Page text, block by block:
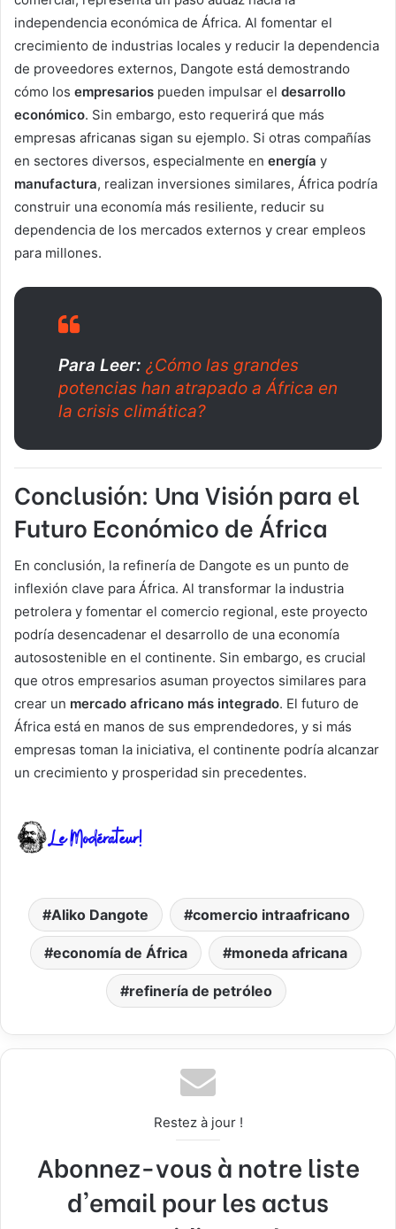
independencia económica de África. Al fomentar el
crecimiento de industrias locales y reducir la dependencia
de proveedores externos, Dangote está demostrando
cómo los empresarios pueden impulsar el desarrollo
económico. Sin embargo, esto requerirá que más
empresas africanas sigan su ejemplo. Si otras compañías
en sectores diversos, especialmente en energía y
manufactura, realizan inversiones similares, África podría
construir una economía más resiliente, reducir su
dependencia de los mercados externos y crear empleos
para millones.
Para Leer: ¿Cómo las grandes
potencias han atrapado a África en
la crisis climática?
Conclusión: Una Visión para el
Futuro Económico de África
En conclusión, la refinería de Dangote es un punto de
inflexión clave para África. Al transformar la industria
petrolera y fomentar el comercio regional, este proyecto
podría desencadenar el desarrollo de una economía
autosostenible en el continente. Sin embargo, es crucial
que otros empresarios asuman proyectos similares para
crear un mercado africano más integrado. El futuro de
África está en manos de sus emprendedores, y si más
empresas toman la iniciativa, el continente podría alcanzar
un crecimiento y prosperidad sin precedentes.
Aliko Dangote comercio intraafricano
economía de África moneda africana
refinería de petróleo
Restez à jour !
Abonnez-vous à notre liste
d'email pour les actus